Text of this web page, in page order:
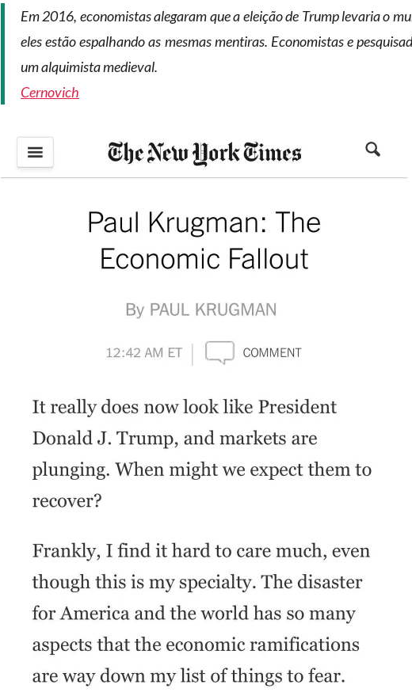
Em 2016, economistas alegaram que a eleição de Trump levaria o
eles estão espalhando as mesmas mentiras. Economistas e
um alquimista medieval.
Cernovich